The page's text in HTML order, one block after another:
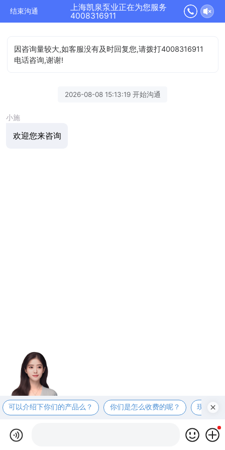
结束沟通
上海凯泉泵业正在为您服务
4008316911
因咨询量较大,如客服没有及时回复您,请拨打4008316911
电话咨询,谢谢!
2026-08-08 15:13:19 开始沟通
小施
欢迎您来咨询
可以介绍下你们的产品么？ 你们是怎么收费的呢？ 现在有